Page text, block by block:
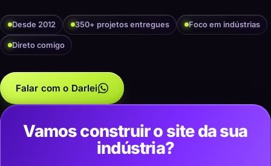
Desde 2012 350+ projetos entregues Foco em indústrias
Direto comigo
Falar com o Darlei
Vamos construir o site da sua
indústria?